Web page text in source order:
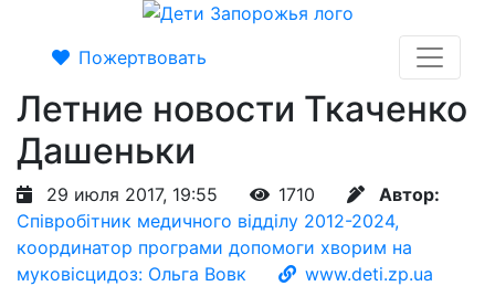
Пожертвовать
Летние новости Ткаченко
Дашеньки
29 июля 2017, 19:55 1710
Автор:
Співробітник медичного відділу 2012-2024,
координатор програми допомоги хворим на
муковісцидоз: Ольга Вовк
www.deti.zp.ua